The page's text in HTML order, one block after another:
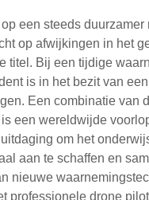
een steeds
op afwijkingen in het
titel. Bij een tijdige
is in het bezit van
Een combinatie van
is een wereldwijde
om het
aan te schaffen en
nieuwe
professionele drone